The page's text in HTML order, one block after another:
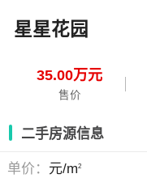
星星花园
35.00万元
售价
二手房源信息
单价： 元/m2